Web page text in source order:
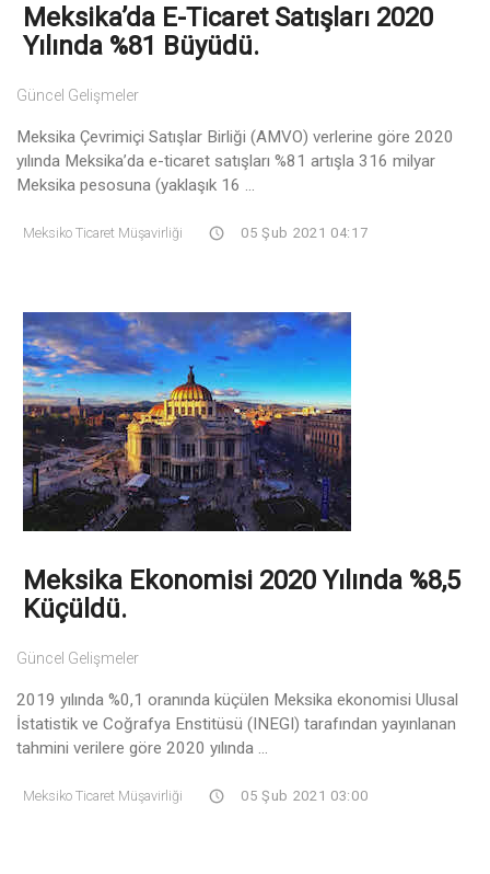
Meksika’da E-Ticaret Satışları 2020
Yılında %81 Büyüdü.
Güncel Gelişmeler
Meksika Çevrimiçi Satışlar Birliği (AMVO) verlerine göre 2020
yılında Meksika’da e-ticaret satışları %81 artışla 316 milyar
Meksika pesosuna (yaklaşık 16 ...
Meksiko Ticaret Müşavirliği 05 Şub 2021 04:17
Meksika Ekonomisi 2020 Yılında %8,5
Küçüldü.
Güncel Gelişmeler
2019 yılında %0,1 oranında küçülen Meksika ekonomisi Ulusal
İstatistik ve Coğrafya Enstitüsü (INEGI) tarafından yayınlanan
tahmini verilere göre 2020 yılında ...
Meksiko Ticaret Müşavirliği 05 Şub 2021 03:00